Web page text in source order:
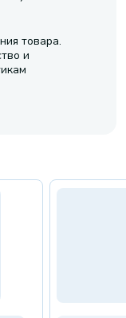
товара.
и